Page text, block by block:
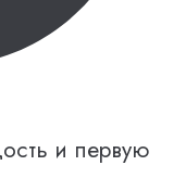
и первую